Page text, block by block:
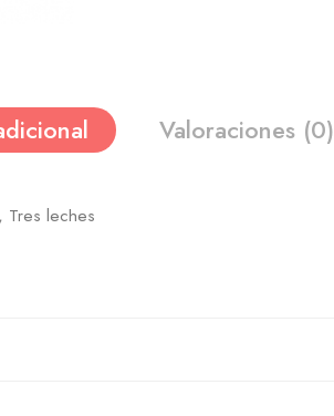
Valoraciones (0)
Tres leches